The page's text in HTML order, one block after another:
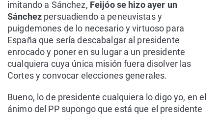
imitando a Sánchez, Feijóo se hizo ayer un
Sánchezpersuadiendo a peneuvistas y
puigdemones de lo necesario y virtuoso para
España que sería descabalgar al presidente
enrocado y poner en su lugar a un presidente
cualquiera cuya única misión fuera disolver las
Cortes y convocar elecciones generales.
Bueno, lo de presidente cualquiera lo digo yo, en el
ánimo del PP supongo que está que el presidente